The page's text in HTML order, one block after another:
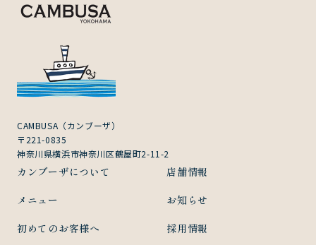
CAMBUSA（カンブーザ）
〒221-0835
神奈川県横浜市神奈川区鶴屋町2-11-2
カンブーザについて
メニュー
初めてのお客様へ
店舗情報
お知らせ
採用情報